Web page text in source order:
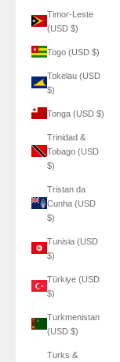
Timor-Leste
(USD $)
Togo (USD $)
Tokelau (USD
$)
Tonga (USD $)
Trinidad &
Tobago (USD
$)
Tristan da
Cunha (USD
$)
Tunisia (USD
$)
Türkiye (USD
$)
Turkmenistan
(USD $)
Turks &